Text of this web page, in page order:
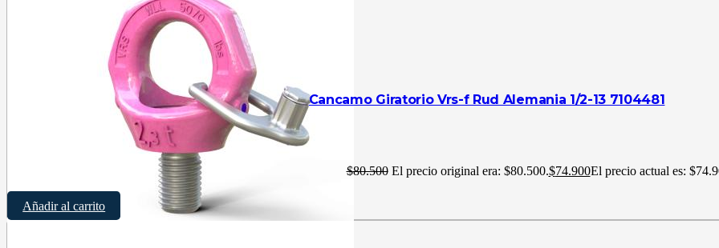
Cancamo Giratorio Vrs-f Rud Alemania 1/2-13 7104481
$80.500 El precio original era: $80.500.$74.900El precio actual es:
Añadir al carrito